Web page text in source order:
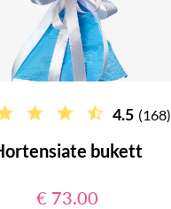
4.5 (168)
bukett
€ 73.00